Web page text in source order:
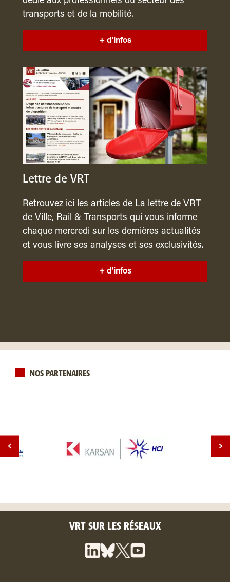
transports et de la mobilité.
+ d'infos
Lettre de VRT
Retrouvez ici les articles de La lettre de VRT
de Ville, Rail & Transports qui vous informe
chaque mercredi sur les dernières actualités
et vous livre ses analyses et ses exclusivités.
+ d'infos
NOS PARTENAIRES
VRT SUR LES RÉSEAUX